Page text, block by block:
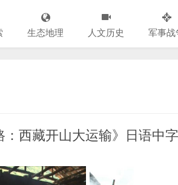
生态地理 人文历史 军事战
西藏开山大运输》日语中